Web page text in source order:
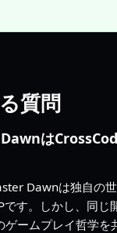
質問
は
Dawnは独自の
です。しかし、同じ
ゲームプレイ哲学を